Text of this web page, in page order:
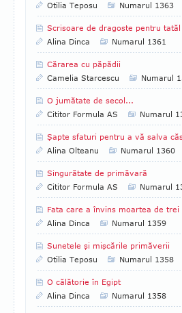
Otilia Teposu
Numarul 1363
Scrisoare de dragoste pentru
Alina Dinca
Numarul 1361
Cărarea cu păpădii
Camelia Starcescu
Numarul
O jumătate de secol...
Cititor Formula AS
Numarul
Şapte sfaturi pentru a vă salva
Alina Olteanu
Numarul 1360
Singurătate de primăvară
Cititor Formula AS
Numarul
Fata care a învins moartea de trei
Alina Dinca
Numarul 1359
Sunetele şi mişcările primăverii
Otilia Teposu
Numarul 1358
O călătorie în Egipt
Alina Dinca
Numarul 1358